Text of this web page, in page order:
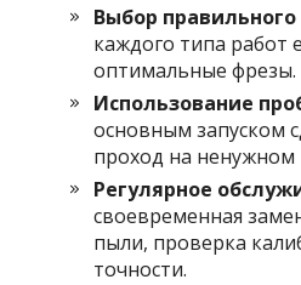
Выбор
каждого типа работ
оптимальные фрезы.
Использование
основным запуском
проход на ненужном
Регулярное
своевременная
пыли, проверка
точности.